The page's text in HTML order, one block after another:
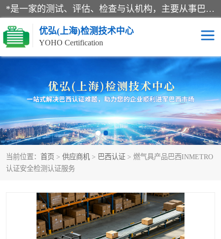
*是一家的测试、评估、检查与认机构，主要从事巴西NR10认证、NR12认证、NR13认证；ANATEL认证、INMTRO认证，欧盟CE认证：MD认证，PED认证，MID认证，ATEX认证，德国蓝色天使认证。
优弘(上海)检测技术中心
YOHO Certification
当前位置： 首页 > 供应商机 > 巴西认证 > 燃气具产品巴西INMETRO
认证安全检测认证服务
RECYCLASS认证 NR10认证
NR12认证 NR13认证
ART认证 巴西NR认证
巴西认证 RETIE认证